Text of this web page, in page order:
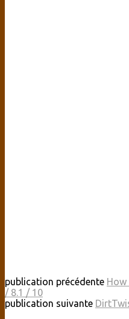
publication précédente
/ 8.1 / 10
publication suivante